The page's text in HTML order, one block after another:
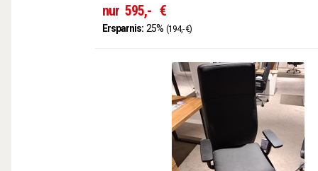
nur 595,- €
Ersparnis: 25% (194,- €)